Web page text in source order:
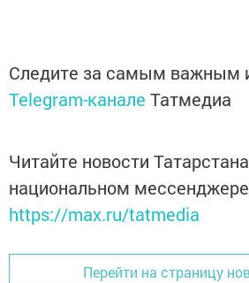
Следите за самым важным
Telegram-канале Татмедиа
Читайте новости
национальном
https://max.ru/tatmedia
Перейти на страницу